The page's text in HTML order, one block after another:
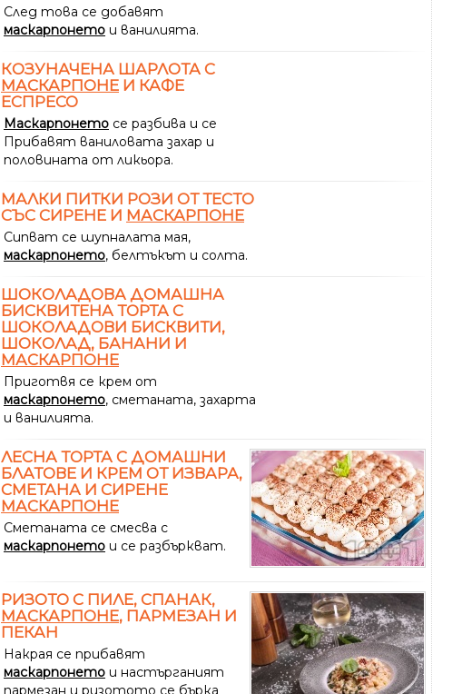
След това се добавят
маскарпонето и ванилията.
КОЗУНАЧЕНА ШАРЛОТА С
МАСКАРПОНЕ И КАФЕ
ЕСПРЕСО
Маскарпонето се разбива и се
Прибавят ваниловата захар и
половината от ликьора.
МАЛКИ ПИТКИ РОЗИ ОТ ТЕСТО
СЪС СИРЕНЕ И МАСКАРПОНЕ
Сипват се шупналата мая,
маскарпонето, белтъкът и солта.
ШОКОЛАДОВА ДОМАШНА
БИСКВИТЕНА ТОРТА С
ШОКОЛАДОВИ БИСКВИТИ,
ШОКОЛАД, БАНАНИ И
МАСКАРПОНЕ
Приготвя се крем от
маскарпонето, сметаната, захарта
и ванилията.
ЛЕСНА ТОРТА С ДОМАШНИ
БЛАТОВЕ И КРЕМ ОТ ИЗВАРА,
СМЕТАНА И СИРЕНЕ
МАСКАРПОНЕ
Сметаната се смесва с
маскарпонето и се разбъркват.
РИЗОТО С ПИЛЕ, СПАНАК,
МАСКАРПОНЕ, ПАРМЕЗАН И
ПЕКАН
Накрая се прибавят
маскарпонето и настърганият
пармезан и ризотото се бърка